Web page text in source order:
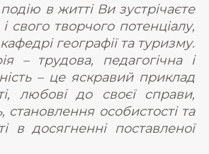
в житті Ви зустрічаєте
і свого творчого потенціалу,
географії та туризму.
– трудова, педагогічна і
– це яскравий приклад
любові до своєї справи,
особистості та
в досягненні поставленої